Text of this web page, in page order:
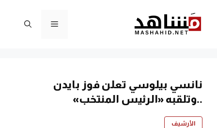
المحتوى
القائمة
نانسي بيلوسي تعلن فوز بايدن
..وتلقبه «الرئيس المنتخب»
الأرشيف